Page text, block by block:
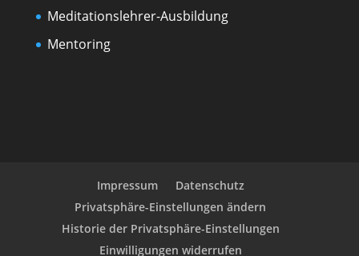
Meditationslehrer-Ausbildung
Mentoring
Impressum
Datenschutz
Privatsphäre-Einstellungen ändern
Historie der Privatsphäre-Einstellungen
Einwilligungen widerrufen